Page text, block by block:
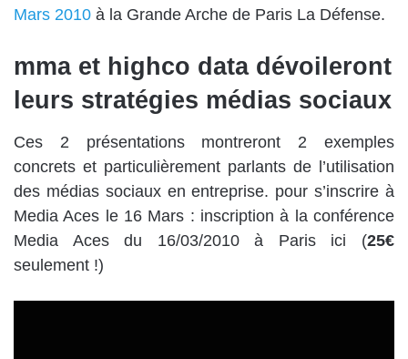
Mars 2010 à la Grande Arche de Paris La Défense.
mma et highco data dévoileront
leurs stratégies médias sociaux
Ces 2 présentations montreront 2 exemples
concrets et particulièrement parlants de l’utilisation
des médias sociaux en entreprise. pour s’inscrire à
Media Aces le 16 Mars : inscription à la conférence
Media Aces du 16/03/2010 à Paris ici (25€
seulement !)